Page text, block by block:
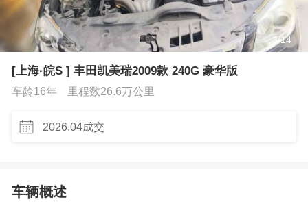
3/14
[上海·皖S ] 丰田凯美瑞2009款 240G 豪华版
车龄16年 里程数26.6万公里
2026.04成交
车辆概述